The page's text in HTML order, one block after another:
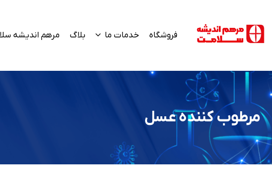
فروشگاه خدمات ما بلاگ مرهم اندیشه
مرطوب کننده عسل